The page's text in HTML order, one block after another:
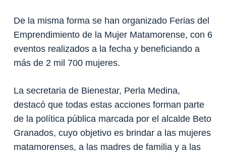
De la misma forma se han organizado Ferias del
Emprendimiento de la Mujer Matamorense, con 6
eventos realizados a la fecha y beneficiando a
más de 2 mil 700 mujeres.
La secretaria de Bienestar, Perla Medina,
destacó que todas estas acciones forman parte
de la política pública marcada por el alcalde Beto
Granados, cuyo objetivo es brindar a las mujeres
matamorenses, a las madres de familia y a las